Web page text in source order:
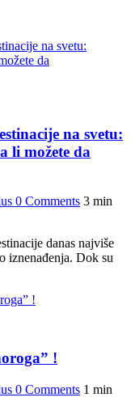
na svetu:
li možete da
0 Comments 3 min
danas najviše
iznenađenja. Dok su
!
0 Comments 1 min